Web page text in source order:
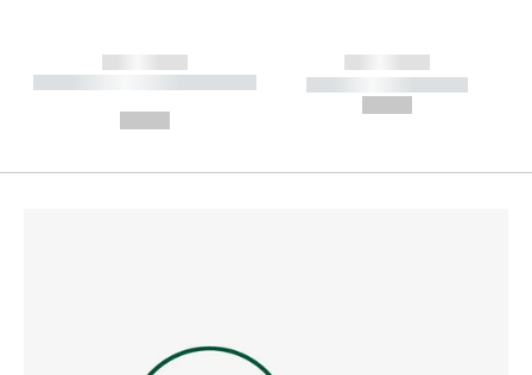
------------
----------- ----------- --------
------------
----------- -----------